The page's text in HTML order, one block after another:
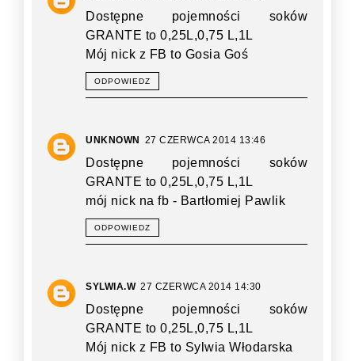
Dostępne pojemności soków
GRANTE to 0,25L,0,75 L,1L
Mój nick z FB to Gosia Goś
ODPOWIEDZ
UNKNOWN 27 CZERWCA 2014 13:46
Dostępne pojemności soków
GRANTE to 0,25L,0,75 L,1L
mój nick na fb - Bartłomiej Pawlik
ODPOWIEDZ
SYLWIA.W 27 CZERWCA 2014 14:30
Dostępne pojemności soków
GRANTE to 0,25L,0,75 L,1L
Mój nick z FB to Sylwia Włodarska